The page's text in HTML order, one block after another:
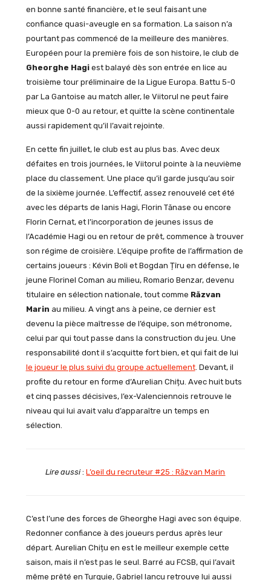
en bonne santé financière, et le seul faisant une
confiance quasi-aveugle en sa formation. La saison n’a
pourtant pas commencé de la meilleure des manières.
Européen pour la première fois de son histoire, le club de
Gheorghe Hagiest balayé dès son entrée en lice au
troisième tour préliminaire de la Ligue Europa. Battu 5-0
par La Gantoise au match aller, le Viitorul ne peut faire
mieux que 0-0 au retour, et quitte la scène continentale
aussi rapidement qu’il l’avait rejointe.
En cette fin juillet, le club est au plus bas. Avec deux
défaites en trois journées, le Viitorul pointe à la neuvième
place du classement. Une place qu’il garde jusqu’au soir
de la sixième journée. L’effectif, assez renouvelé cet été
avec les départs de Ianis Hagi, Florin Tănase ou encore
Florin Cernat, et l’incorporation de jeunes issus de
l’Académie Hagi ou en retour de prêt, commence à trouver
son régime de croisière. L’équipe profite de l’affirmation de
certains joueurs : Kévin Boli et Bogdan Țîru en défense, le
jeune Florinel Coman au milieu, Romario Benzar, devenu
titulaire en sélection nationale, tout comme Răzvan
Marin au milieu. A vingt ans à peine, ce dernier est
devenu la pièce maîtresse de l’équipe, son métronome,
celui par qui tout passe dans la construction du jeu. Une
responsabilité dont il s’acquitte fort bien, et qui fait de lui
le joueur le plus suivi du groupe actuellement. Devant, il
profite du retour en forme d’Aurelian Chițu. Avec huit buts
et cinq passes décisives, l’ex-Valenciennois retrouve le
niveau qui lui avait valu d’apparaître un temps en
sélection.
Lire aussi:L’oeil du recruteur #25 : Răzvan Marin
C’est l’une des forces de Gheorghe Hagi avec son équipe.
Redonner confiance à des joueurs perdus après leur
départ. Aurelian Chițu en est le meilleur exemple cette
saison, mais il n’est pas le seul. Barré au FCSB, qui l’avait
même prêté en Turquie, Gabriel Iancu retrouve lui aussi